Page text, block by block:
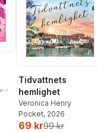
,
Tidvattnets
hemlighet
Veronica Henry
Pocket, 2026
69 kr99 kr